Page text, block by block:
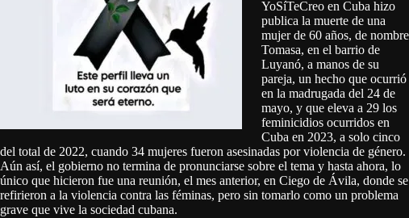
YoSíTeCreo en Cuba hizo
publica la muerte de una
mujer de 60 años, de nombre
Tomasa, en el barrio de
Luyanó, a manos de su
pareja, un hecho que ocurrió
en la madrugada del 24 de
mayo, y que eleva a 29 los
feminicidios ocurridos en
Cuba en 2023, a solo cinco
del total de 2022, cuando 34 mujeres fueron asesinadas por violencia de género.
Aún así, el gobierno no termina de pronunciarse sobre el tema y hasta ahora, lo
único que hicieron fue una reunión, el mes anterior, en Ciego de Ávila, donde se
refirieron a la violencia contra las féminas, pero sin tomarlo como un problema
grave que vive la sociedad cubana.